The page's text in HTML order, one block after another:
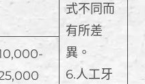
式不同而
有所差
異。
6.人工牙